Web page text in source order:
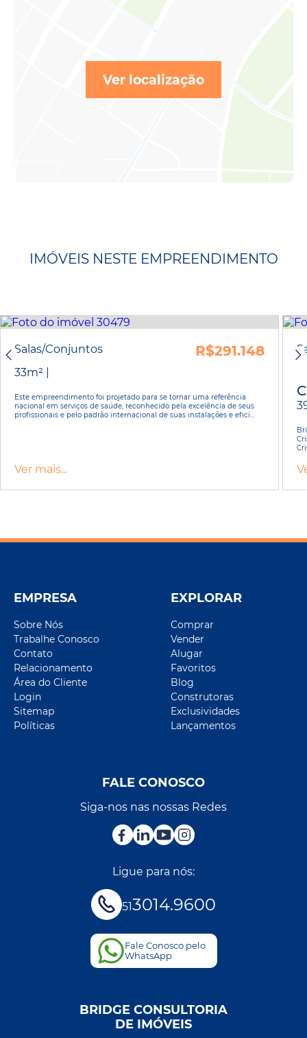
Ver localização
IMÓVEIS NESTE EMPREENDIMENTO
Salas/Conjuntos R$291.148
33m² |
Este empreendimento foi projetado para se tornar uma referência
nacional em serviços de saúde, reconhecido pela excelência de seus
profissionais e pelo padrão internacional de suas instalações e efici...
Ver mais...
EMPRESA
Sobre Nós
Trabalhe Conosco
Contato
Relacionamento
Área do Cliente
Login
Sitemap
Políticas
EXPLORAR
Comprar
Vender
Alugar
Favoritos
Blog
Construtoras
Exclusividades
Lançamentos
FALE CONOSCO
Siga-nos nas nossas Redes
Ligue para nós:
513014.9600
Fale Conosco pelo
WhatsApp
BRIDGE CONSULTORIA
DE IMÓVEIS